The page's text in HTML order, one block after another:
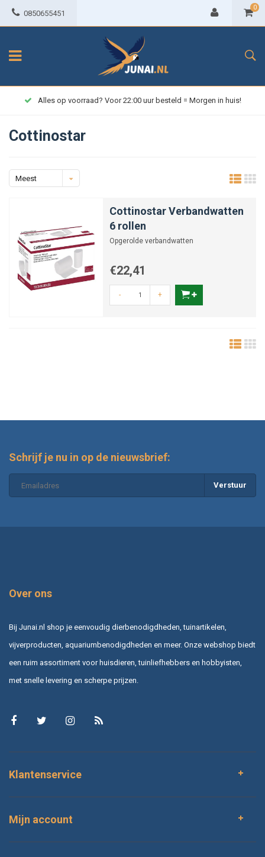
0850655451
0
Alles op voorraad? Voor 22:00 uur besteld = Morgen in huis!
Cottinostar
Meest
Cottinostar Verbandwatten
6 rollen
Opgerolde verbandwatten
€22,41
- +
Schrijf je nu in op de nieuwsbrief:
Verstuur
Over ons
Bij Junai.nl shop je eenvoudig dierbenodigdheden, tuinartikelen,
vijverproducten, aquariumbenodigdheden en meer. Onze webshop biedt
een ruim assortiment voor huisdieren, tuinliefhebbers en hobbyisten,
met snelle levering en scherpe prijzen.
Klantenservice
Mijn account